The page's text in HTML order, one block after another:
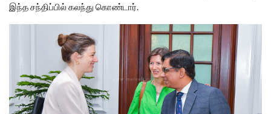
இந்த சந்திப்பில் கலந்து கொண்டார்.